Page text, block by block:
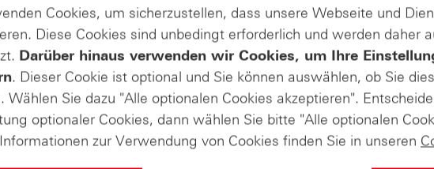
Cookies, um sicherzustellen, dass unsere Webseite und
Diese Cookies sind unbedingt erforderlich und werden daher
Darüber hinaus verwenden wir Cookies, um Ihre
. Dieser Cookie ist optional und Sie können auswählen, ob Sie
Wählen Sie dazu "Alle optionalen Cookies akzeptieren".
optionaler Cookies, dann wählen Sie bitte "Alle optionalen
zur Verwendung von Cookies finden Sie in unseren